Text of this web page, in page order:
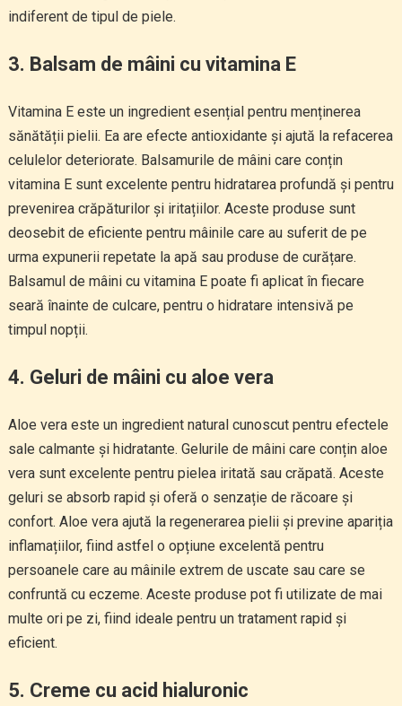
indiferent de tipul de piele.
3. Balsam de mâini cu vitamina E
Vitamina E este un ingredient esențial pentru menținerea
sănătății pielii. Ea are efecte antioxidante și ajută la refacerea
celulelor deteriorate. Balsamurile de mâini care conțin
vitamina E sunt excelente pentru hidratarea profundă și pentru
prevenirea crăpăturilor și iritațiilor. Aceste produse sunt
deosebit de eficiente pentru mâinile care au suferit de pe
urma expunerii repetate la apă sau produse de curățare.
Balsamul de mâini cu vitamina E poate fi aplicat în fiecare
seară înainte de culcare, pentru o hidratare intensivă pe
timpul nopții.
4. Geluri de mâini cu aloe vera
Aloe vera este un ingredient natural cunoscut pentru efectele
sale calmante și hidratante. Gelurile de mâini care conțin aloe
vera sunt excelente pentru pielea iritată sau crăpată. Aceste
geluri se absorb rapid și oferă o senzație de răcoare și
confort. Aloe vera ajută la regenerarea pielii și previne apariția
inflamațiilor, fiind astfel o opțiune excelentă pentru
persoanele care au mâinile extrem de uscate sau care se
confruntă cu eczeme. Aceste produse pot fi utilizate de mai
multe ori pe zi, fiind ideale pentru un tratament rapid și
eficient.
5. Creme cu acid hialuronic